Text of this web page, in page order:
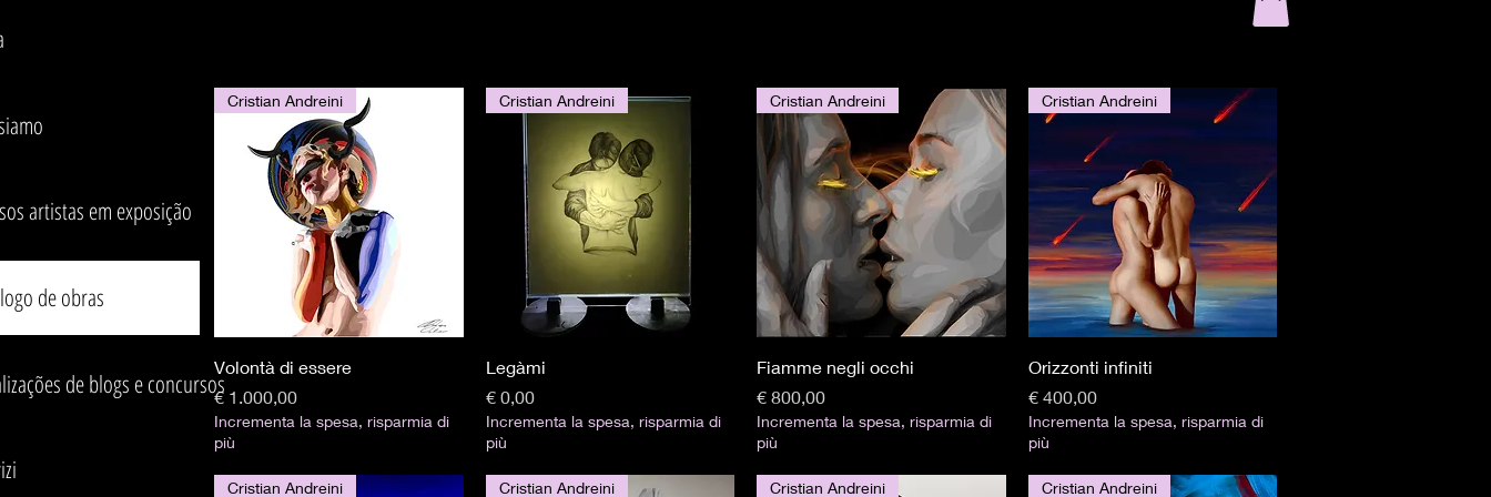
Visualização rápida
Cristian Andreini
Volontà di essere
Preço
€ 1.000,00
Incrementa la spesa, risparmia di
più
Visualização rápida
Cristian Andreini
Legàmi
Preço
€ 0,00
Incrementa la spesa, risparmia di
più
Visualização rápida
Cristian Andreini
Fiamme negli occhi
Preço
€ 800,00
Incrementa la spesa, risparmia di
più
Visualização rápida
Cristian Andreini
Orizzonti infiniti
Preço
€ 400,00
Incrementa la spesa, risparmia di
più
Cristian Andreini Cristian Andreini Cristian Andreini Cristian Andreini
artistas em exposição
de obras
de blogs e concursos